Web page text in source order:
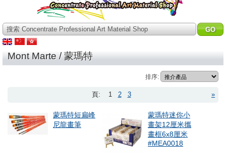
搜索 Concentrate Professional Art Material Shop
Mont Marte / 蒙瑪特
排序:
»
頁: 1 2 3
蒙瑪特短扁峰
尼龍畫筆
蒙瑪特迷你小
畫架12厘米攜
畫框6x8厘米
#MEA0018